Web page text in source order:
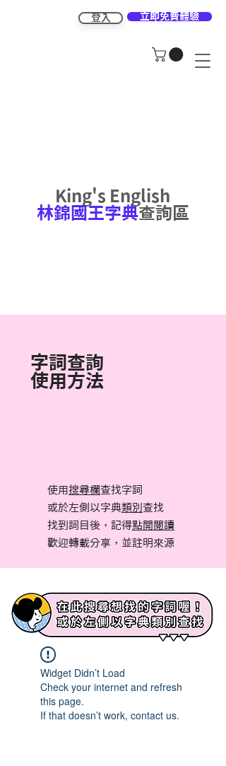
登入 立即免費體驗
King's English
林錦國王字典查詢區
字詞查詢
使用方法
使用搜尋欄查找字詞
或於左側以字典類別 查找
找到詞目後，記得點開閱讀
​歡迎轉載分享，並註明來源
Widget Didn’t Load
Check your internet and refresh
this page.
If that doesn’t work, contact us.